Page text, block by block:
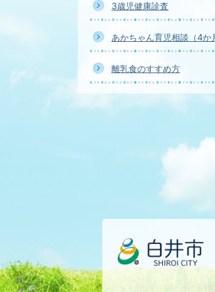
3歳児健康診査
あかちゃん育児相談（4か
離乳食のすすめ方